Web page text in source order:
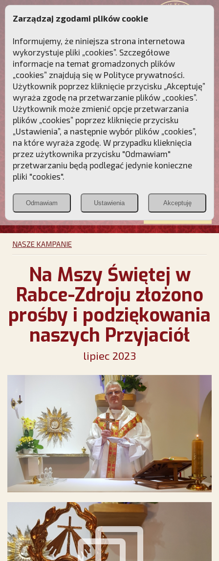
Przebudźmy sumienia Polaków!
Polonia
Christiana
PCh24.pl
Przymierze
POZNAJ APOSTOLAT FATIMY WESPRZYJ
NAS
NASZE KAMPANIE
Na Mszy Świętej w
Rabce-Zdroju złożono
prośby i podziękowania
naszych Przyjaciół
lipiec 2023
Zarządzaj zgodami plików cookie
Informujemy, że niniejsza strona internetowa
wykorzystuje pliki „cookies”. Szczegółowe
informacje na temat gromadzonych plików
„cookies” znajdują się w Polityce prywatności.
Użytkownik poprzez kliknięcie przycisku „Akceptuję”
wyraża zgodę na przetwarzanie plików „cookies”.
Użytkownik może zmienić opcje przetwarzania
plików „cookies” poprzez kliknięcie przycisku
„Ustawienia”, a następnie wybór plików „cookies”,
na które wyraża zgodę. W przypadku klieknięcia
przez użytkownika przycisku "Odmawiam"
przetwarzaniu będą podlegać jedynie konieczne
pliki "cookies".
Odmawiam Ustawienia Akceptuję